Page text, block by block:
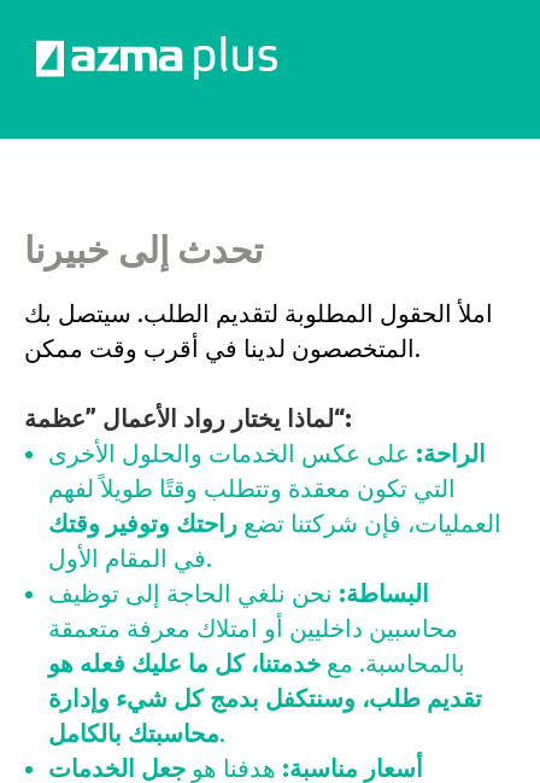
تحدث إلى خبيرنا
املأ الحقول المطلوبة لتقديم الطلب. سيتصل بك
المتخصصون لدينا في أقرب وقت ممكن.
لماذا يختار رواد الأعمال ”عظمة“:
الراحة: على عكس الخدمات والحلول الأخرى
التي تكون معقدة وتتطلب وقتًا طويلاً لفهم
العمليات، فإن شركتنا تضع راحتك وتوفير وقتك
في المقام الأول.
البساطة: نحن نلغي الحاجة إلى توظيف
محاسبين داخليين أو امتلاك معرفة متعمقة
بالمحاسبة. مع خدمتنا، كل ما عليك فعله هو
تقديم طلب، وسنتكفل بدمج كل شيء وإدارة
محاسبتك بالكامل.
أسعار مناسبة: هدفنا هو جعل الخدمات